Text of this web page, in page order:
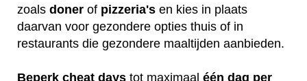
zoals doner of pizzeria's en kies in plaats
daarvan voor gezondere opties thuis of in
restaurants die gezondere maaltijden aanbieden.
Beperk cheat days tot maximaal één dag per